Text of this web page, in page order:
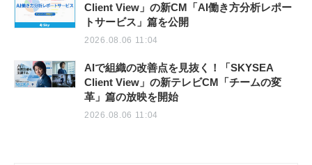
Client View」の新CM「AI働き方分析レポー
トサービス」篇を公開
2026.08.06 11:04
AIで組織の改善点を見抜く！「SKYSEA
Client View」の新テレビCM「チームの変
革」篇の放映を開始
2026.08.06 11:04